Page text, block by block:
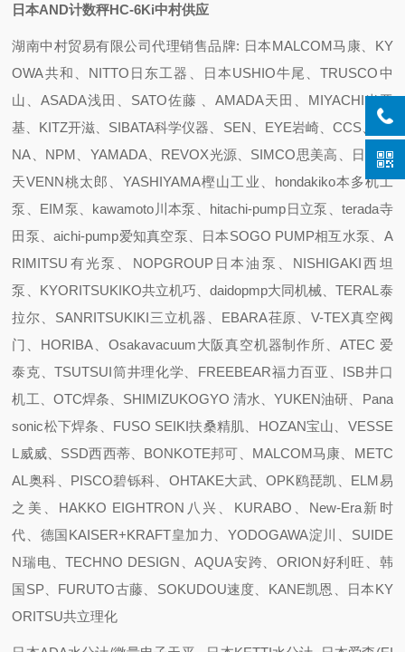
日本AND计数秤HC-6Ki中村供应
湖南中村贸易有限公司代理销售品牌: 日本MALCOM马康、KY
OWA共和、NITTO日东工器、日本USHIO牛尾、TRUSCO中
山、ASADA浅田、SATO佐藤 、AMADA天田、MIYACHI米亚
基、KITZ开滋、SIBATA科学仪器、SEN、EYE岩崎、CCS、SE
NA、NPM、YAMADA、REVOX光源、SIMCO思美高、日本阀
天VENN桃太郎、YASHIYAMA樫山工业、hondakiko本多机工
泵、EIM泵、kawamoto川本泵、hitachi-pump日立泵、terada寺
田泵、aichi-pump爱知真空泵、日本SOGO PUMP相互水泵、A
RIMITSU有光泵、NOPGROUP日本油泵、NISHIGAKI西坦
泵、KYORITSUKIKO共立机巧、daidopmp大同机械、TERAL泰
拉尔、SANRITSUKIKI三立机器、EBARA荏原、V-TEX真空阀
门、HORIBA、Osakavacuum大阪真空机器制作所、ATEC 爱
泰克、TSUTSUI筒井理化学、FREEBEAR福力百亚、ISB井口
机工、OTC焊条、SHIMIZUKOGYO 清水、YUKEN油研、Pana
sonic松下焊条、FUSO SEIKI扶桑精肌、HOZAN宝山、VESSE
L威威、SSD西西蒂、BONKOTE邦可、MALCOM马康、METC
AL奥科、PISCO碧铄科、OHTAKE大武、OPK鸥琵凯、ELM易
之美、HAKKO EIGHTRON八兴、KURABO、New-Era新时
代、德国KAISER+KRAFT皇加力、YODOGAWA淀川、SUIDE
N瑞电、TECHNO DESIGN、AQUA安跨、ORION好利旺、韩
国SP、FURUTO古藤、SOKUDOU速度、KANE凯恩、日本KY
ORITSU共立理化